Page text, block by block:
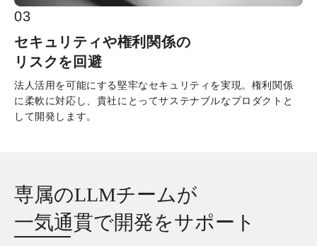
03
セキュリティや権利関係の
リスクを回避
法人活用を可能にする堅牢なセキュリティを実現。権利関係
に柔軟に対応し、貴社にとってサステナブルなプロダクトと
して開発します。
専属のLLMチームが
一気通貫で開発をサポート